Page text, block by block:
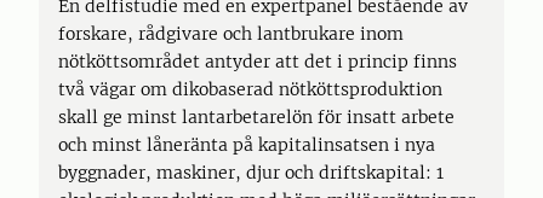
En delfistudie med en expertpanel bestående av
forskare, rådgivare och lantbrukare inom
nötköttsområdet antyder att det i princip finns
två vägar om dikobaserad nötköttsproduktion
skall ge minst lantarbetarelön för insatt arbete
och minst låneränta på kapitalinsatsen i nya
byggnader, maskiner, djur och driftskapital: 1